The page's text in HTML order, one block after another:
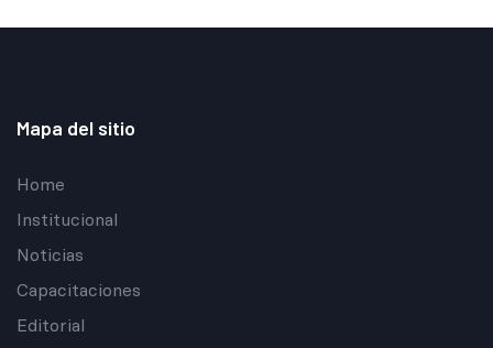
Mapa del sitio
Home
Institucional
Noticias
Capacitaciones
Editorial